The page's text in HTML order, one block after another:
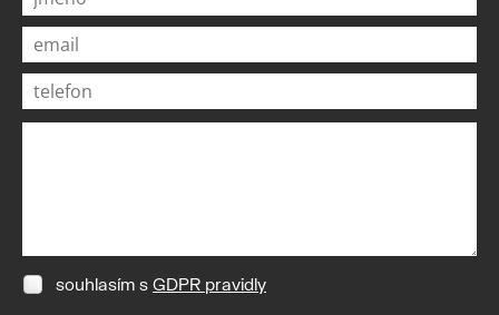
souhlasím s GDPR pravidly